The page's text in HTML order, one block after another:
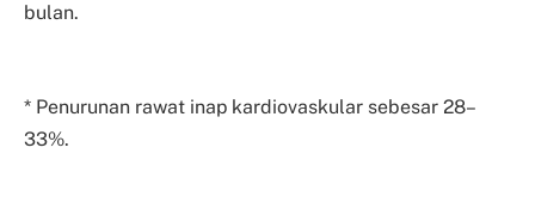
bulan.
* Penurunan rawat inap kardiovaskular sebesar 28–
33%.